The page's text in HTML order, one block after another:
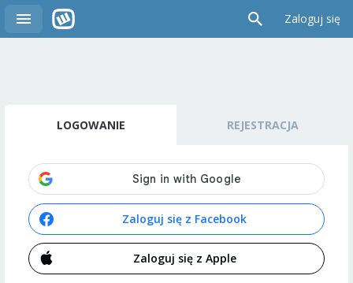
Zaloguj się
LOGOWANIE REJESTRACJA
Zaloguj się z Facebook
Zaloguj się z Apple